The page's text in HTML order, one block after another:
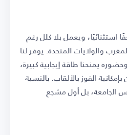
ويعمل بلا كلل رغم
والولايات المتحدة. يوفر لنا
يمنحنا طاقة إيجابية كبيرة،
الفوز بالألقاب. بالنسبة
الجامعة، بل أول مشجع